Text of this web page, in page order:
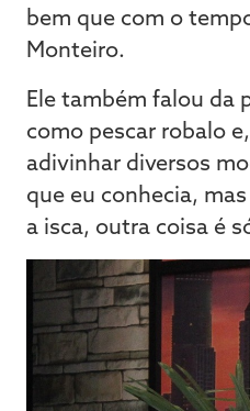
bem que com o
Monteiro.
Ele também falou da
como pescar robalo
adivinhar diversos
que eu conhecia,
a isca, outra coisa é